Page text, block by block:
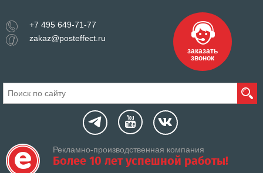
+7 495 649-71-77
zakaz@posteffect.ru
заказать
звонок
Рекламно-производственная компания
Более 10 лет успешной работы!